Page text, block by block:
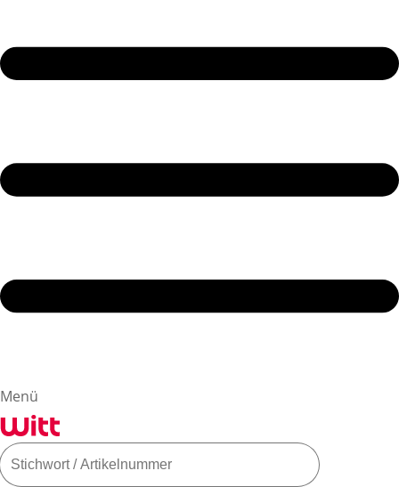
Menü